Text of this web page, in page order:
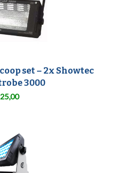
set – 2x Showtec
3000
25,00